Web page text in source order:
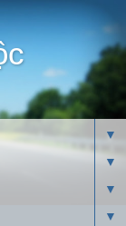
▼
▼
▼
▼